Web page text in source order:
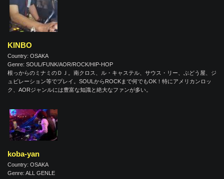
KINBO
Country: OSAKA
Genre: SOUL/FUNK/AOR/ROCK/HIP-HOP
根っからのミナミのＤＪ。南クロス、ル・キャステル、サウス・リー、ぶどう屋、ジ
ュビレーション等でプレイ。SOULからROCKまで何でもOK！特にアメリカンロッ
ク、AORジャンルには豊富な知識と絶大なファンが多い。
koba-yan
Country: OSAKA
Genre: ALL GENLE